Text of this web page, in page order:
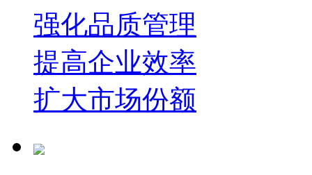
强化品质管理
提高企业效率
扩大市场份额